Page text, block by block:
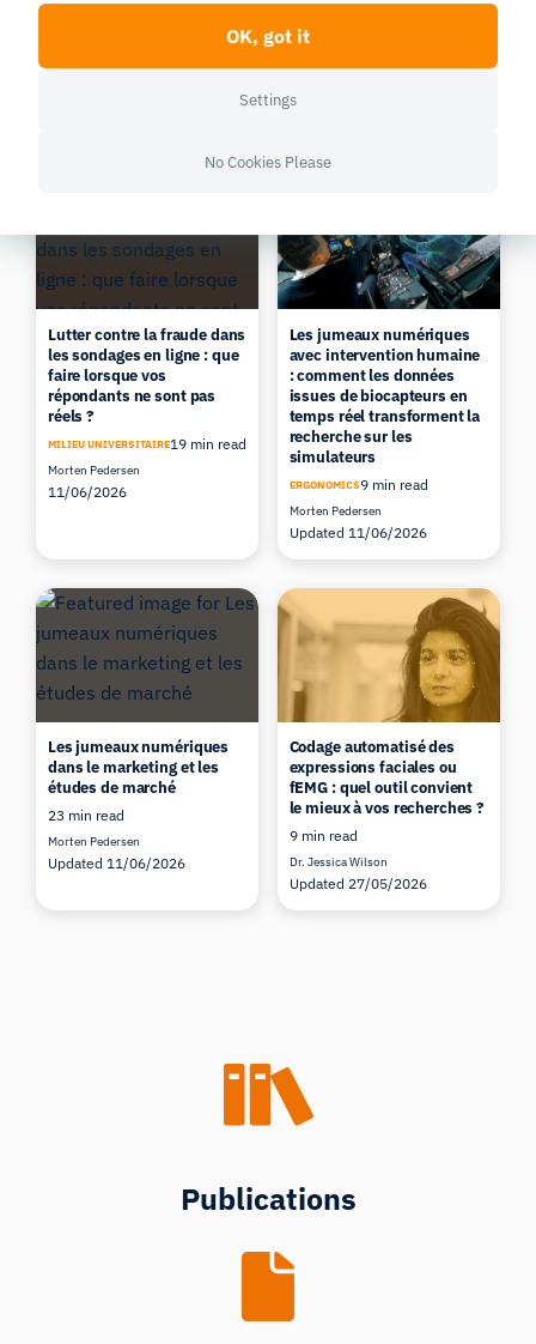
Lutter contre la fraude dans
les sondages en ligne : que
faire lorsque vos
répondants ne sont pas
réels ?
MILIEU UNIVERSITAIRE19 min read
Morten Pedersen
11/06/2026
Les jumeaux numériques
avec intervention humaine
: comment les données
issues de biocapteurs en
temps réel transforment la
recherche sur les
simulateurs
ERGONOMICS9 min read
Morten Pedersen
Updated 11/06/2026
Les jumeaux numériques
dans le marketing et les
études de marché
23 min read
Morten Pedersen
Updated 11/06/2026
Codage automatisé des
expressions faciales ou
fEMG : quel outil convient
le mieux à vos recherches ?
9 min read
Dr. Jessica Wilson
Updated 27/05/2026
Publications
OK, got it
Settings
No Cookies Please